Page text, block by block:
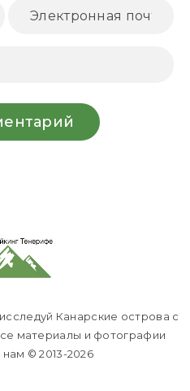
Канарские острова с
материалы и фотографии
© 2013-2026